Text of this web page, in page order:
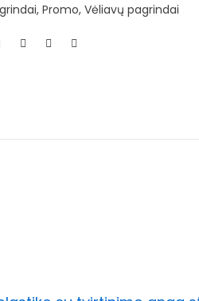
, Promo, Vėliavų pagrindai